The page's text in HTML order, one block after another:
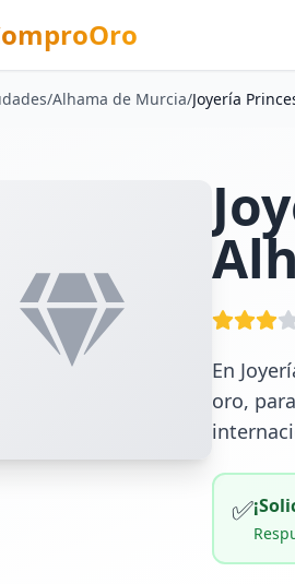
/Alhama de Murcia/Joyería
En
oro,
✅